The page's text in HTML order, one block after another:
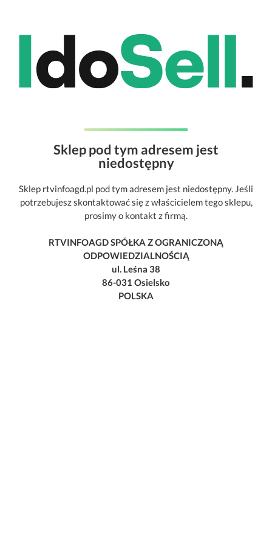
Sklep pod tym adresem jest
niedostępny
Sklep rtvinfoagd.pl pod tym adresem jest niedostępny. Jeśli
potrzebujesz skontaktować się z właścicielem tego sklepu,
prosimy o kontakt z firmą.
RTVINFOAGD SPÓŁKA Z OGRANICZONĄ
ODPOWIEDZIALNOŚCIĄ
ul. Leśna 38
86-031 Osielsko
POLSKA